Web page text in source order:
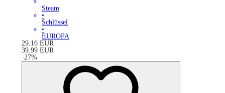
Steam
•
Schlüssel
•
EUROPA
29.16 EUR
39.99 EUR
-27%